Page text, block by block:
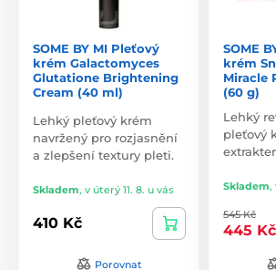
SOME BY MI Pleťový
krém Galactomyces
Glutatione Brightening
Cream (40 ml)
Lehký pleťový krém
navržený pro rozjasnění
a zlepšení textury pleti.
Skladem, v úterý 11. 8. u vás
410 Kč
Porovnat
SOME
krém
Miracle
(60 g)
Lehký
pleťový
Skladem,
545 Kč
445 Kč